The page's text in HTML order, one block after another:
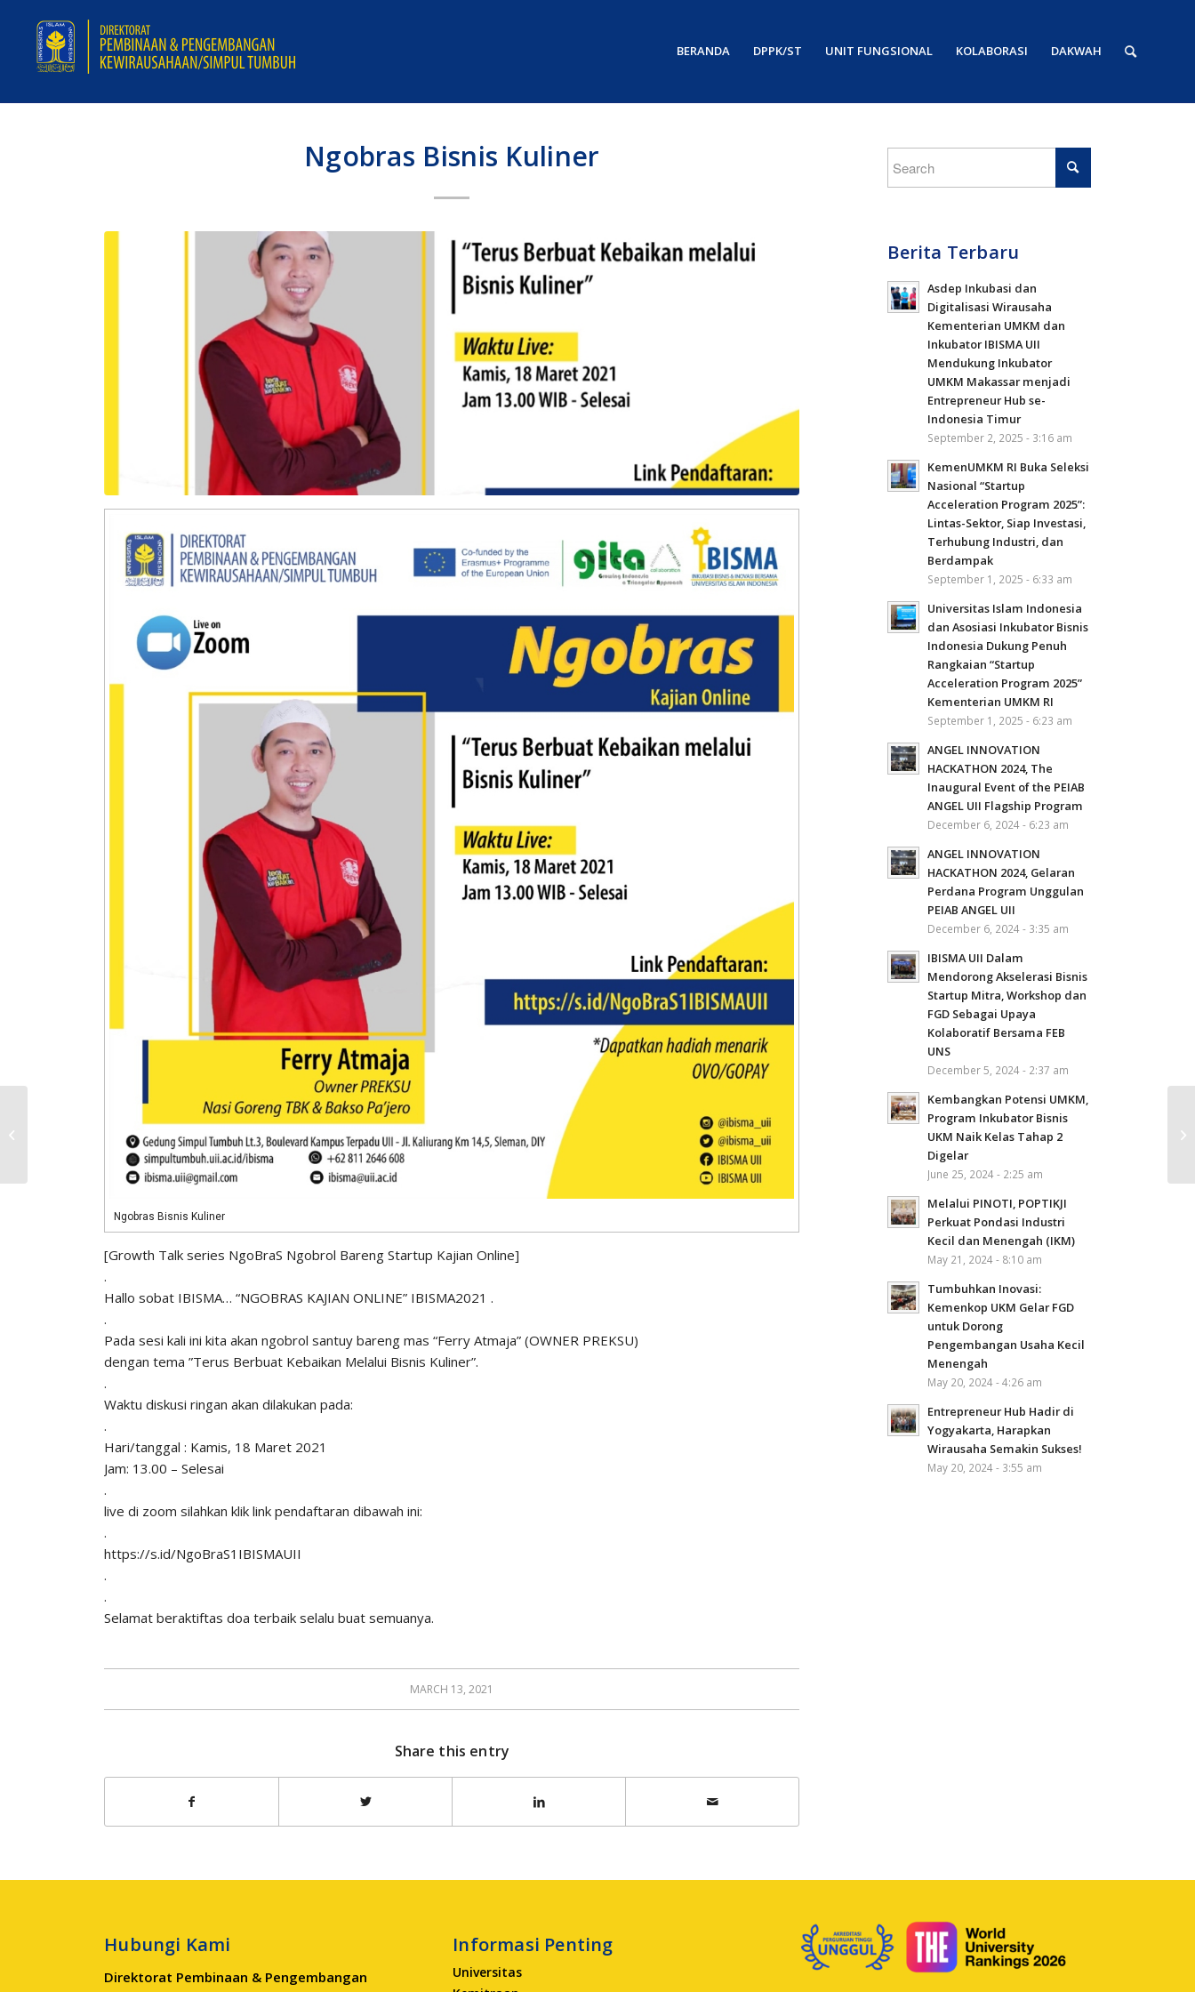
BERANDA DPPK/ST UNIT FUNGSIONAL KOLABORASI DAKWAH
Ngobras Bisnis Kuliner
Ngobras Bisnis Kuliner
[Growth Talk series NgoBraS Ngobrol Bareng Startup Kajian Online]
.
Hallo sobat IBISMA… “NGOBRAS KAJIAN ONLINE” IBISMA2021 .
.
Pada sesi kali ini kita akan ngobrol santuy bareng mas “Ferry Atmaja” (OWNER PREKSU)
dengan tema ”Terus Berbuat Kebaikan Melalui Bisnis Kuliner”.
.
Waktu diskusi ringan akan dilakukan pada:
.
Hari/tanggal : Kamis, 18 Maret 2021
Jam: 13.00 – Selesai
.
live di zoom silahkan klik link pendaftaran dibawah ini:
.
https://s.id/NgoBraS1IBISMAUII
.
.
Selamat beraktiftas doa terbaik selalu buat semuanya.
MARCH 13, 2021
Share this entry
Berita Terbaru
Asdep Inkubasi dan
Digitalisasi Wirausaha
Kementerian UMKM dan
Inkubator IBISMA UII
Mendukung Inkubator
UMKM Makassar menjadi
Entrepreneur Hub se-
Indonesia Timur
September 2, 2025 - 3:16 am
KemenUMKM RI Buka Seleksi
Nasional “Startup
Acceleration Program 2025”:
Lintas-Sektor, Siap Investasi,
Terhubung Industri, dan
Berdampak
September 1, 2025 - 6:33 am
Universitas Islam Indonesia
dan Asosiasi Inkubator Bisnis
Indonesia Dukung Penuh
Rangkaian “Startup
Acceleration Program 2025”
Kementerian UMKM RI
September 1, 2025 - 6:23 am
ANGEL INNOVATION
HACKATHON 2024, The
Inaugural Event of the PEIAB
ANGEL UII Flagship Program
December 6, 2024 - 6:23 am
ANGEL INNOVATION
HACKATHON 2024, Gelaran
Perdana Program Unggulan
PEIAB ANGEL UII
December 6, 2024 - 3:35 am
IBISMA UII Dalam
Mendorong Akselerasi Bisnis
Startup Mitra, Workshop dan
FGD Sebagai Upaya
Kolaboratif Bersama FEB
UNS
December 5, 2024 - 2:37 am
Kembangkan Potensi UMKM,
Program Inkubator Bisnis
UKM Naik Kelas Tahap 2
Digelar
June 25, 2024 - 2:25 am
Melalui PINOTI, POPTIKJI
Perkuat Pondasi Industri
Kecil dan Menengah (IKM)
May 21, 2024 - 8:10 am
Tumbuhkan Inovasi:
Kemenkop UKM Gelar FGD
untuk Dorong
Pengembangan Usaha Kecil
Menengah
May 20, 2024 - 4:26 am
Entrepreneur Hub Hadir di
Yogyakarta, Harapkan
Wirausaha Semakin Sukses!
May 20, 2024 - 3:55 am
Hubungi Kami
Direktorat Pembinaan & Pengembangan
Informasi Penting
Universitas